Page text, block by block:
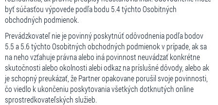
byť súčasťou výpovede podľa bodu 5.4 týchto Osobitných
obchodných podmienok.
Prevádzkovateľ nie je povinný poskytnúť odôvodnenia podľa bodov
5.5 a 5.6 týchto Osobitných obchodných podmienok v prípade, ak sa
na neho vzťahuje právna alebo iná povinnost neuvádzať konkrétne
skutočnosti alebo okolnosti alebi odkaz na príslušné dôvody, alebo ak
je schopný preukázať, že Partner opakovane porušil svoje povinnosti,
čo viedlo k ukončeniu poskytovania všetkých dotknutých online
sprostredkovateľských služieb.